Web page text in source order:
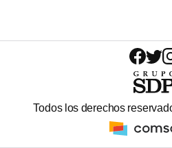
Todos los derechos